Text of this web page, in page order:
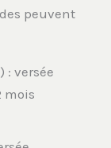
peuvent
: versée
mois